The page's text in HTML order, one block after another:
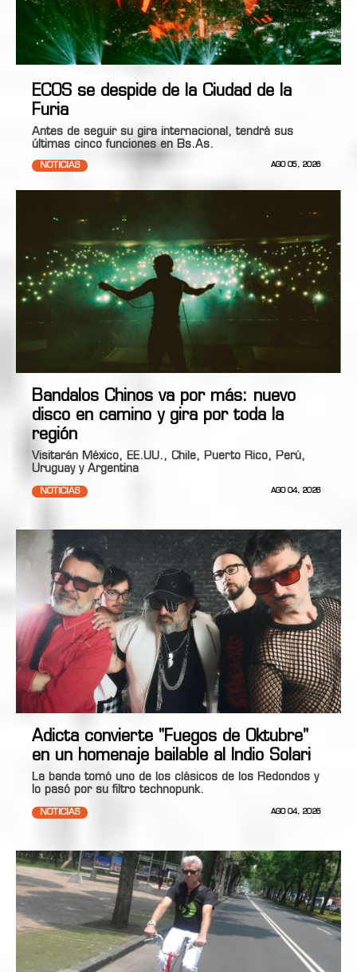
ECOS se despide de la Ciudad de la
Furia
Antes de seguir su gira internacional, tendrá sus
últimas cinco funciones en Bs.As.
NOTICIAS AGO 05, 2026
Bandalos Chinos va por más: nuevo
disco en camino y gira por toda la
región
Visitarán México, EE.UU., Chile, Puerto Rico, Perú,
Uruguay y Argentina
NOTICIAS AGO 04, 2026
Adicta convierte "Fuegos de Oktubre"
en un homenaje bailable al Indio Solari
La banda tomó uno de los clásicos de los Redondos y
lo pasó por su filtro technopunk.
NOTICIAS AGO 04, 2026